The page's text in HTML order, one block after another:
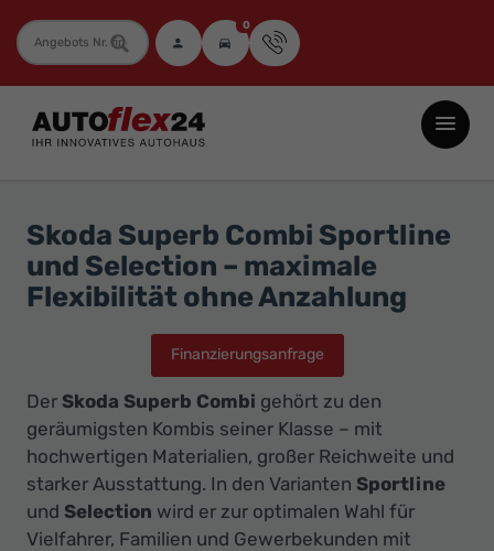
Fahrzeugnummer 0
Autoflex24
GmbH
Neuwagen
Jahreswagen
und
Gebrauchtwagen
Top-
Preisen
-
Innovatives
Skoda Superb Combi Sportline
und Selection – maximale
Flexibilität ohne Anzahlung
Finanzierungsanfrage
Der Skoda Superb Combi gehört zu den
geräumigsten Kombis seiner Klasse – mit
hochwertigen Materialien, großer Reichweite und
starker Ausstattung. In den Varianten Sportline
und Selection wird er zur optimalen Wahl für
Vielfahrer, Familien und Gewerbekunden mit